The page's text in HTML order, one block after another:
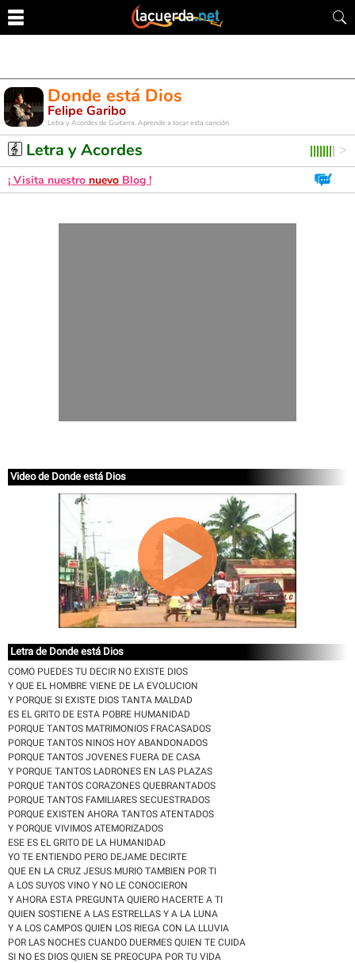
Donde está Dios
Felipe Garibo
Letra y Acordes de Guitarra. Aprende a tocar esta canción
Letra y Acordes
¡ Visita nuestro nuevo Blog !
Video de Donde está Dios
Letra de Donde está Dios
COMO PUEDES TU DECIR NO EXISTE DIOS
Y QUE EL HOMBRE VIENE DE LA EVOLUCION
Y PORQUE SI EXISTE DIOS TANTA MALDAD
ES EL GRITO DE ESTA POBRE HUMANIDAD
PORQUE TANTOS MATRIMONIOS FRACASADOS
PORQUE TANTOS NINOS HOY ABANDONADOS
PORQUE TANTOS JOVENES FUERA DE CASA
Y PORQUE TANTOS LADRONES EN LAS PLAZAS
PORQUE TANTOS CORAZONES QUEBRANTADOS
PORQUE TANTOS FAMILIARES SECUESTRADOS
PORQUE EXISTEN AHORA TANTOS ATENTADOS
Y PORQUE VIVIMOS ATEMORIZADOS
ESE ES EL GRITO DE LA HUMANIDAD
YO TE ENTIENDO PERO DEJAME DECIRTE
QUE EN LA CRUZ JESUS MURIO TAMBIEN POR TI
A LOS SUYOS VINO Y NO LE CONOCIERON
Y AHORA ESTA PREGUNTA QUIERO HACERTE A TI
QUIEN SOSTIENE A LAS ESTRELLAS Y A LA LUNA
Y A LOS CAMPOS QUIEN LOS RIEGA CON LA LLUVIA
POR LAS NOCHES CUANDO DUERMES QUIEN TE CUIDA
SI NO ES DIOS QUIEN SE PREOCUPA POR TU VIDA